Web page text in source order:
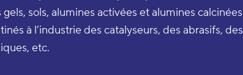
sols, alumines activées et alumines calcinées
à l’industrie des catalyseurs, des abrasifs, des
etc.